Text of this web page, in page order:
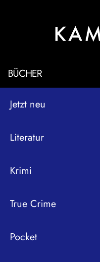
BÜCHER
Jetzt neu
Literatur
Krimi
True Crime
Pocket